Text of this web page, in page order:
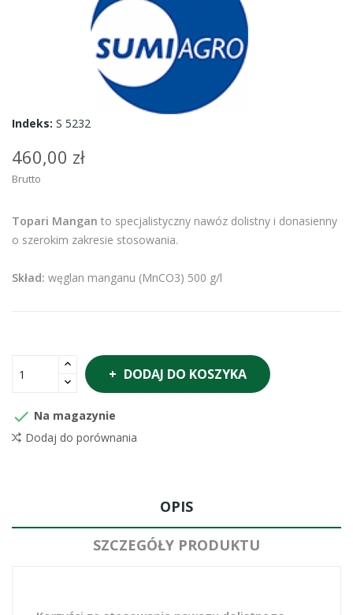
Indeks: S 5232
460,00 zł
Brutto
Topari Mangan to specjalistyczny nawóz dolistny i donasienny
o szerokim zakresie stosowania.
Skład: węglan manganu (MnCO3) 500 g/l
DODAJ DO KOSZYKA
 Na magazynie
Dodaj do porównania
OPIS
SZCZEGÓŁY PRODUKTU